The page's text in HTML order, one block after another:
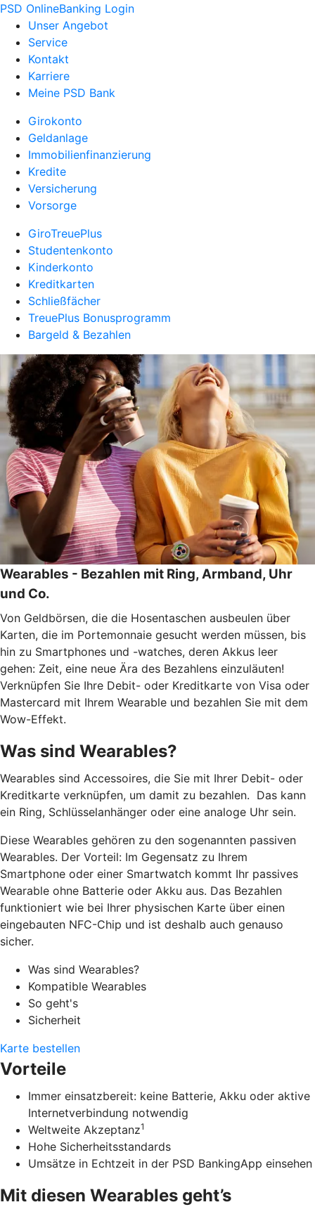
PSD OnlineBanking Login
Unser Angebot
Service
Kontakt
Karriere
Meine PSD Bank
Girokonto
Geldanlage
Immobilienfinanzierung
Kredite
Versicherung
Vorsorge
GiroTreuePlus
Studentenkonto
Kinderkonto
Kreditkarten
Schließfächer
TreuePlus Bonusprogramm
Bargeld & Bezahlen
Wearables - Bezahlen mit Ring, Armband, Uhr
und Co.
Von Geldbörsen, die die Hosentaschen ausbeulen über
Karten, die im Portemonnaie gesucht werden müssen, bis
hin zu Smartphones und -watches, deren Akkus leer
gehen: Zeit, eine neue Ära des Bezahlens einzuläuten!
Verknüpfen Sie Ihre Debit- oder Kreditkarte von Visa oder
Mastercard mit Ihrem Wearable und bezahlen Sie mit dem
Wow-Effekt.
Was sind Wearables?
Wearables sind Accessoires, die Sie mit Ihrer Debit- oder
Kreditkarte verknüpfen, um damit zu bezahlen. Das kann
ein Ring, Schlüsselanhänger oder eine analoge Uhr sein.
Diese Wearables gehören zu den sogenannten passiven
Wearables. Der Vorteil: Im Gegensatz zu Ihrem
Smartphone oder einer Smartwatch kommt Ihr passives
Wearable ohne Batterie oder Akku aus. Das Bezahlen
funktioniert wie bei Ihrer physischen Karte über einen
eingebauten NFC-Chip und ist deshalb auch genauso
sicher.
Was sind Wearables?
Kompatible Wearables
So geht's
Sicherheit
Karte bestellen
Vorteile
Immer einsatzbereit: keine Batterie, Akku oder aktive
Internetverbindung notwendig
Weltweite Akzeptanz1
Hohe Sicherheitsstandards
Umsätze in Echtzeit in der PSD BankingApp einsehen
Mit diesen Wearables geht’s